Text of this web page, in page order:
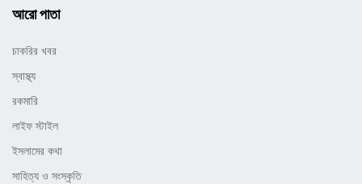
আরো পাতা
চাকরির খবর
স্বাস্থ্য
রকমারি
লাইফ স্টাইল
ইসলামের কথা
সাহিত্য ও সংস্কৃতি